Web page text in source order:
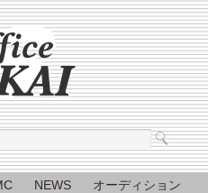
NEWS
オーディション